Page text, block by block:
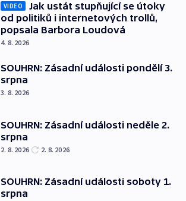
VIDEO
Jak ustát stupňující se útoky
od politiků i internetových trollů,
popsala Barbora Loudová
4. 8. 2026
SOUHRN: Zásadní události pondělí 3.
srpna
3. 8. 2026
SOUHRN: Zásadní události neděle 2.
srpna
2. 8. 2026 2. 8. 2026
SOUHRN: Zásadní události soboty 1.
srpna